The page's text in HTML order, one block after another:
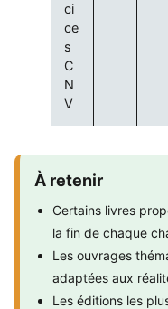
ci
ce
s
C
N
V
À retenir
Certains livres
la fin de chaque
Les ouvrages
adaptées aux
Les éditions les